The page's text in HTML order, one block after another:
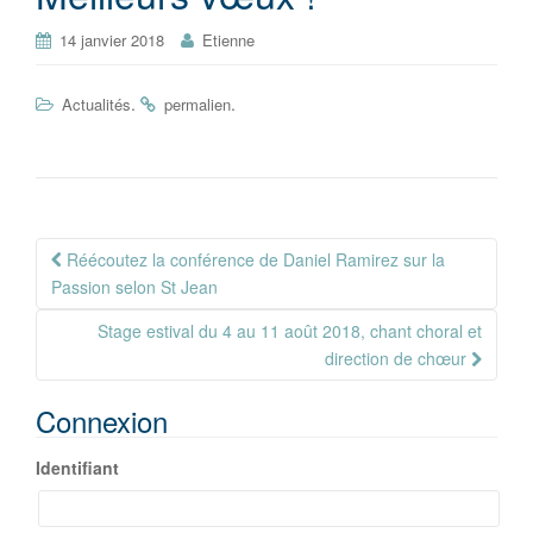
14 janvier 2018 Etienne
Actualités. permalien.
Navigation
Article
Réécoutez la conférence de Daniel Ramirez sur la
Passion selon St Jean
Stage estival du 4 au 11 août 2018, chant choral et
direction de chœur
Connexion
Identifiant